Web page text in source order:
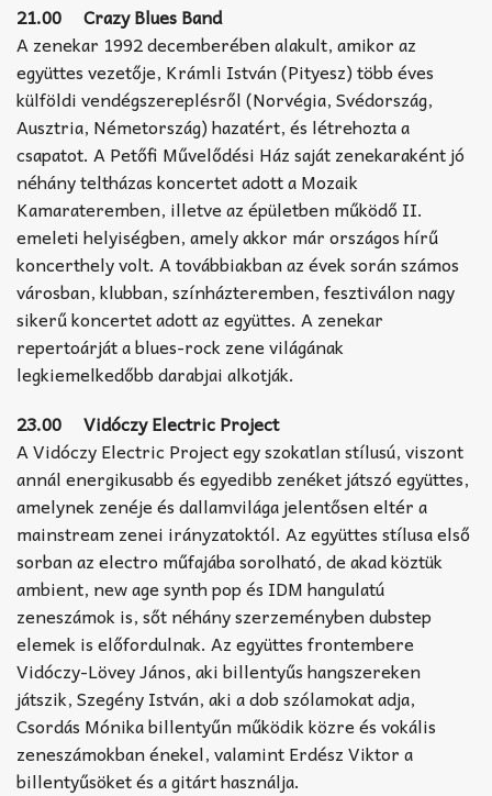
21.00 Crazy Blues Band
A zenekar 1992 decemberében alakult, amikor az
együttes vezetője, Krámli István (Pityesz) több éves
külföldi vendégszereplésről (Norvégia, Svédország,
Ausztria, Németország) hazatért, és létrehozta a
csapatot. A Petőfi Művelődési Ház saját zenekaraként jó
néhány teltházas koncertet adott a Mozaik
Kamarateremben, illetve az épületben működő II.
emeleti helyiségben, amely akkor már országos hírű
koncerthely volt. A továbbiakban az évek során számos
városban, klubban, színházteremben, fesztiválon nagy
sikerű koncertet adott az együttes. A zenekar
repertoárját a blues-rock zene világának
legkiemelkedőbb darabjai alkotják.
23.00 Vidóczy Electric Project
A Vidóczy Electric Project egy szokatlan stílusú, viszont
annál energikusabb és egyedibb zenéket játszó együttes,
amelynek zenéje és dallamvilága jelentősen eltér a
mainstream zenei irányzatoktól. Az együttes stílusa első
sorban az electro műfajába sorolható, de akad köztük
ambient, new age synth pop és IDM hangulatú
zeneszámok is, sőt néhány szerzeményben dubstep
elemek is előfordulnak. Az együttes frontembere
Vidóczy-Lövey János, aki billentyűs hangszereken
játszik, Szegény István, aki a dob szólamokat adja,
Csordás Mónika billentyűn működik közre és vokális
zeneszámokban énekel, valamint Erdész Viktor a
billentyűsöket és a gitárt használja.